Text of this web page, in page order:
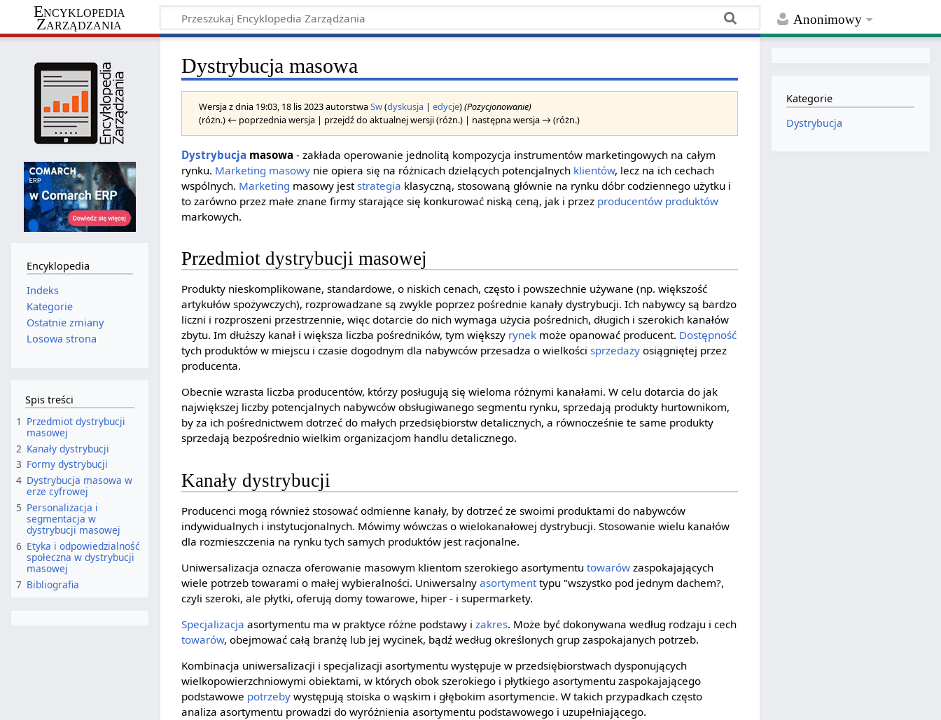
Anonimowy
Encyklopedia
Zarządzania
Dystrybucja masowa
Wersja z dnia 19:03, 18 lis 2023 autorstwaSw(dyskusja |edycje)(Pozycjonowanie)
(różn.) ← poprzednia wersja | przejdź do aktualnej wersji (różn.) | następna wersja → (różn.)
Dystrybucja masowa - zakłada operowanie jednolitą kompozycja instrumentów marketingowych na całym
rynku. Marketing masowy nie opiera się na różnicach dzielących potencjalnych klientów, lecz na ich cechach
wspólnych. Marketing masowy jeststrategia klasyczną, stosowaną głównie na rynku dóbr codziennego użytku i
to zarówno przez małe znane firmy starające się konkurować niską ceną, jak i przez producentów produktów
markowych.
Przedmiot dystrybucji masowej
Produkty nieskomplikowane, standardowe, o niskich cenach, często i powszechnie używane (np. większość
artykułów spożywczych), rozprowadzane są zwykle poprzez pośrednie kanały dystrybucji. Ich nabywcy są bardzo
liczni i rozproszeni przestrzennie, więc dotarcie do nich wymaga użycia pośrednich, długich i szerokich kanałów
zbytu. Im dłuższy kanał i większa liczba pośredników, tym większy rynek może opanować producent. Dostępność
tych produktów w miejscu i czasie dogodnym dla nabywców przesadza o wielkościsprzedaży osiągniętej przez
producenta.
Obecnie wzrasta liczba producentów, którzy posługują się wieloma różnymi kanałami. W celu dotarcia do jak
największej liczby potencjalnych nabywców obsługiwanego segmentu rynku, sprzedają produkty hurtownikom,
by za ich pośrednictwem dotrzeć do małych przedsiębiorstw detalicznych, a równocześnie te same produkty
sprzedają bezpośrednio wielkim organizacjom handlu detalicznego.
Kanały dystrybucji
Producenci mogą również stosować odmienne kanały, by dotrzeć ze swoimi produktami do nabywców
indywidualnych i instytucjonalnych. Mówimy wówczas o wielokanałowej dystrybucji. Stosowanie wielu kanałów
dla rozmieszczenia na rynku tych samych produktów jest racjonalne.
Uniwersalizacja oznacza oferowanie masowym klientom szerokiego asortymentutowarów zaspokajających
wiele potrzeb towarami o małej wybieralności. Uniwersalnyasortyment typu "wszystko pod jednym dachem?,
czyli szeroki, ale płytki, oferują domy towarowe, hiper - i supermarkety.
Specjalizacja asortymentu ma w praktyce różne podstawy izakres. Może być dokonywana według rodzaju i cech
towarów, obejmować całą branżę lub jej wycinek, bądź według określonych grup zaspokajanych potrzeb.
Kombinacja uniwersalizacji i specjalizacji asortymentu występuje w przedsiębiorstwach dysponujących
wielkopowierzchniowymi obiektami, w których obok szerokiego i płytkiego asortymentu zaspokajającego
podstawowe potrzeby występują stoiska o wąskim i głębokim asortymencie. W takich przypadkach często
analiza asortymentu prowadzi do wyróżnienia asortymentu podstawowego i uzupełniającego.
Encyklopedia
Indeks
Kategorie
Ostatnie zmiany
Losowa strona
Spis treści
1 Przedmiot dystrybucji
masowej
2 Kanały dystrybucji
3 Formy dystrybucji
4 Dystrybucja masowa w
erze cyfrowej
5 Personalizacja i
segmentacja w
dystrybucji masowej
6 Etyka i odpowiedzialność
społeczna w dystrybucji
masowej
7 Bibliografia
Kategorie
Dystrybucja